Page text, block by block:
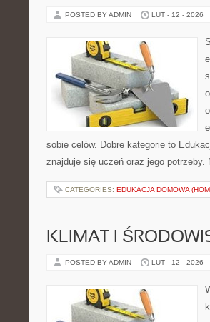
POSTED BY ADMIN LUT - 12 - 2026
sobie celów. Dobre kategorie to
znajduje się uczeń oraz jego
CATEGORIES: EDUKACJA DOMOWA
KLIMAT I
POSTED BY ADMIN LUT - 12 - 2026